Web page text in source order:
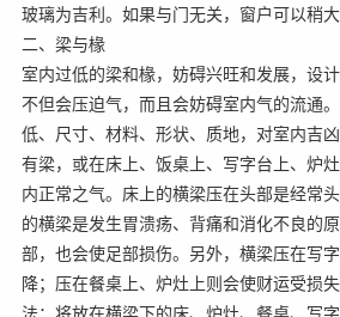
玻璃为吉利。如果与门无关，窗户可以稍大
二、梁与椽
室内过低的梁和椽，妨碍兴旺和发展，设
不但会压迫气，而且会妨碍室内气的流通
低、尺寸、材料、形状、质地，对室内吉
有梁，或在床上、饭桌上、写字台上、炉
内正常之气。床上的横梁压在头部是经常
的横梁是发生胃溃疡、背痛和消化不良的
部，也会使足部损伤。另外，横梁压在写
降；压在餐桌上、炉灶上则会使财运受损